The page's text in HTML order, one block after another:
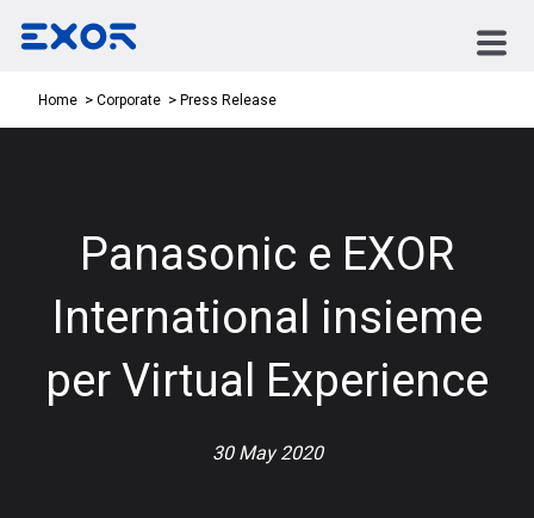
Home Corporate Press Release
Panasonic e EXOR
International insieme
per Virtual Experience
30 May 2020